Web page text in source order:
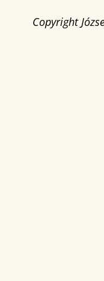
Copyright